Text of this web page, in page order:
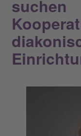
suchen